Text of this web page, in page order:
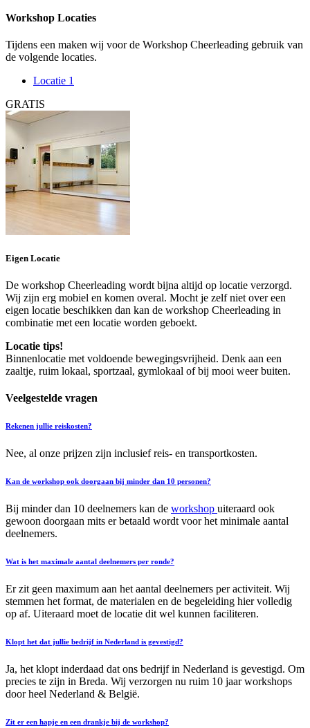
Workshop Locaties
Tijdens een maken wij voor de Workshop Cheerleading gebruik van
de volgende locaties.
Locatie 1
GRATIS
Eigen Locatie
De workshop Cheerleading wordt bijna altijd op locatie verzorgd.
Wij zijn erg mobiel en komen overal. Mocht je zelf niet over een
eigen locatie beschikken dan kan de workshop Cheerleading in
combinatie met een locatie worden geboekt.
Locatie tips!
Binnenlocatie met voldoende bewegingsvrijheid. Denk aan een
zaaltje, ruim lokaal, sportzaal, gymlokaal of bij mooi weer buiten.
Veelgestelde vragen
Rekenen jullie reiskosten?
Nee, al onze prijzen zijn inclusief reis- en transportkosten.
Kan de workshop ook doorgaan bij minder dan 10 personen?
Bij minder dan 10 deelnemers kan de workshop uiteraard ook
gewoon doorgaan mits er betaald wordt voor het minimale aantal
deelnemers.
Wat is het maximale aantal deelnemers per ronde?
Er zit geen maximum aan het aantal deelnemers per activiteit. Wij
stemmen het format, de materialen en de begeleiding hier volledig
op af. Uiteraard moet de locatie dit wel kunnen faciliteren.
Klopt het dat jullie bedrijf in Nederland is gevestigd?
Ja, het klopt inderdaad dat ons bedrijf in Nederland is gevestigd. Om
precies te zijn in Breda. Wij verzorgen nu ruim 10 jaar workshops
door heel Nederland & België.
Zit er een hapje en een drankje bij de workshop?